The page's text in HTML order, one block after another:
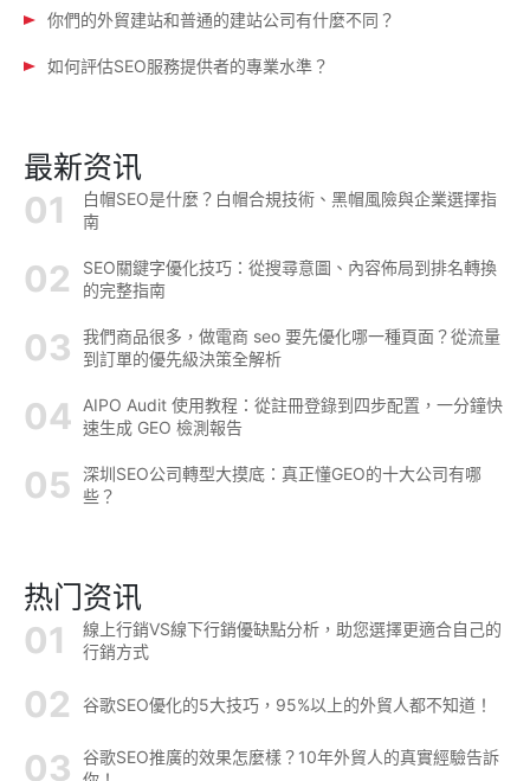
你們的外貿建站和普通的建站公司有什麼不同？
如何評估SEO服務提供者的專業水準？
最新资讯
白帽SEO是什麼？白帽合規技術、黑帽風險與企業選擇指
南
SEO關鍵字優化技巧：從搜尋意圖、內容佈局到排名轉換
的完整指南
我們商品很多，做電商 seo 要先優化哪一種頁面？從流量
到訂單的優先級決策全解析
AIPO Audit 使用教程：從註冊登錄到四步配置，一分鐘快
速生成 GEO 檢測報告
深圳SEO公司轉型大摸底：真正懂GEO的十大公司有哪
些？
热门资讯
線上行銷VS線下行銷優缺點分析，助您選擇更適合自己的
行銷方式
谷歌SEO優化的5大技巧，95%以上的外貿人都不知道！
谷歌SEO推廣的效果怎麼樣？10年外貿人的真實經驗告訴